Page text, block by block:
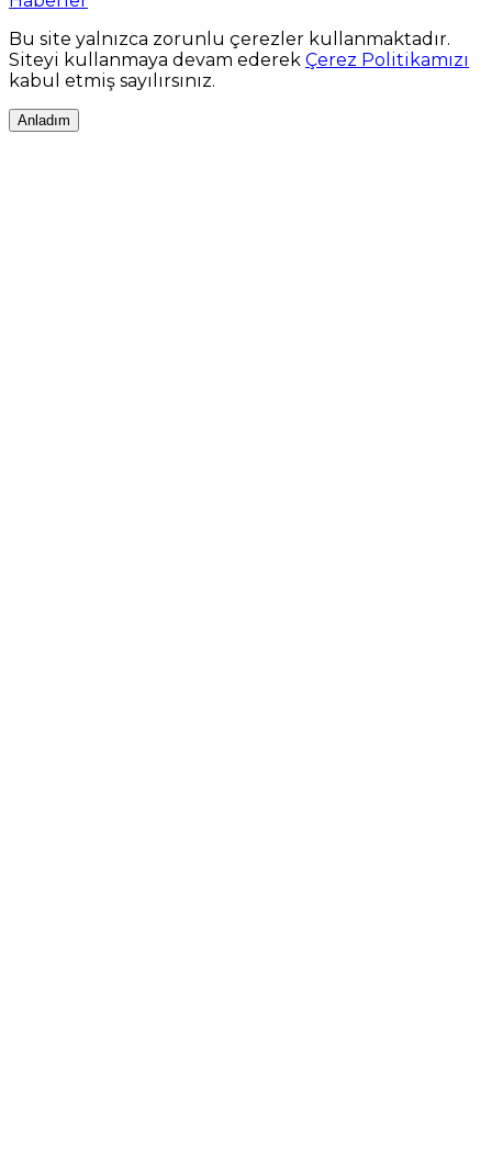
Bu site yalnızca zorunlu çerezler kullanmaktadır.
Siteyi kullanmaya devam ederek Çerez Politikamızı
kabul etmiş sayılırsınız.
Anladım